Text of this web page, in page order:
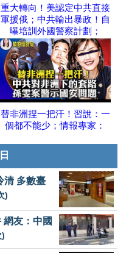
重大轉向！美認定中共直接
軍援俄；中共輸出暴政！自
曝培訓外國警察計劃；
替非洲捏一把汗！習說：一
個都不能少；情報專家：
清 多數臺
)
網友：中國
)